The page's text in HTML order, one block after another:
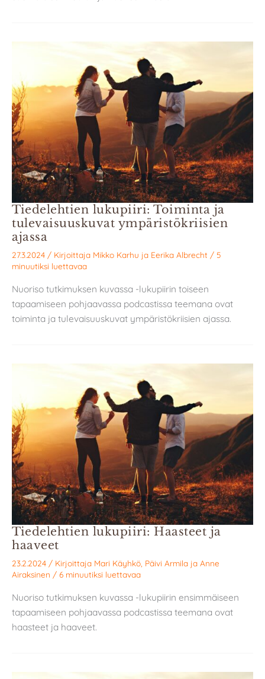
Tiedelehtien lukupiiri: Toiminta ja
tulevaisuuskuvat ympäristökriisien
ajassa
27.3.2024 / Kirjoittaja Mikko Karhu ja Eerika Albrecht / 5
minuutiksi luettavaa
Nuoriso tutkimuksen kuvassa -lukupiirin toiseen
tapaamiseen pohjaavassa podcastissa teemana ovat
toiminta ja tulevaisuuskuvat ympäristökriisien ajassa.
Tiedelehtien lukupiiri: Haasteet ja
haaveet
23.2.2024 / Kirjoittaja Mari Käyhkö Päivi Armila ja Anne
Airaksinen / 6 minuutiksi luettavaa
Nuoriso tutkimuksen kuvassa -lukupiirin ensimmäiseen
tapaamiseen pohjaavassa podcastissa teemana ovat
haasteet ja haaveet.